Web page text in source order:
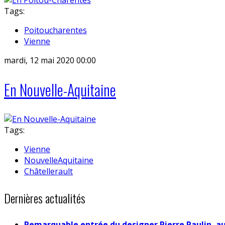
Tags:
Poitoucharentes
Vienne
mardi, 12 mai 2020 00:00
En Nouvelle-Aquitaine
Tags:
Vienne
NouvelleAquitaine
Châtellerault
Dernières actualités